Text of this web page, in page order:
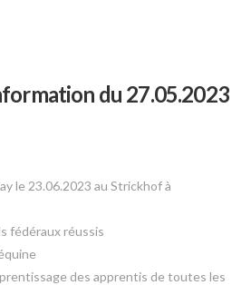
du 27.05.2023
le 23.06.2023 au Strickhof à
fédéraux réussis
des apprentis de toutes les